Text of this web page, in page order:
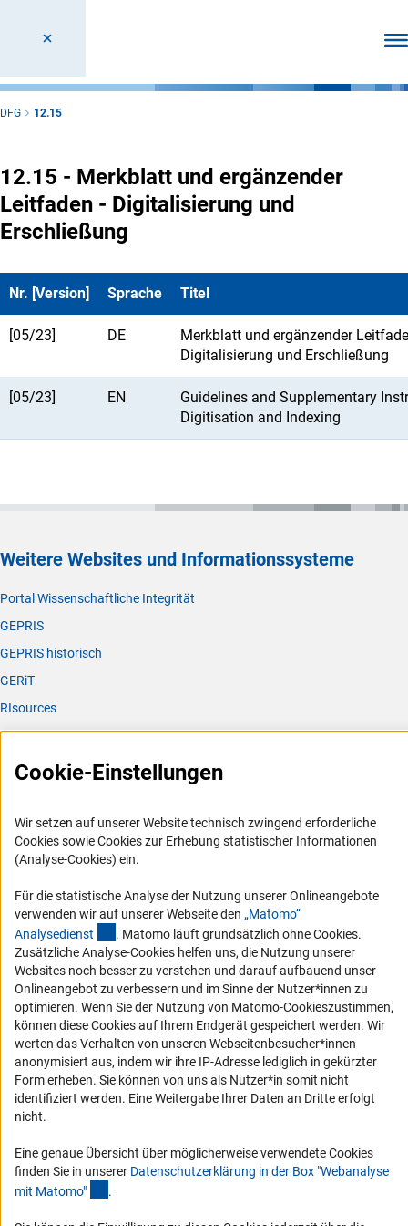
DFG 12.15
12.15 - Merkblatt und ergänzender
Leitfaden - Digitalisierung und
Erschließung
Nr. [Version] Sprache Titel
[05/23] DE
Merkblatt und ergänzender
Digitalisierung und Erschließung
[05/23] EN
Guidelines and Supplementary
Digitisation and Indexing
Weitere Websites und Informationssysteme
Portal Wissenschaftliche Integrität
GEPRIS
GEPRIS historisch
GERiT
RIsources
Service
Presse
Karriere
Logo und Corporate Design
Compliance
Vergabeverfahren
Barrierefreiheit
Service und Informationen für Menschen mit Behinderungen
Erklärung zur Barrierefreiheit
Barriere melden
DFG-aktuell
schauen Sie sich die Ausgaben online an.
Cookie-Einstellungen
Wir setzen auf unserer Website technisch zwingend erforderliche
Cookies sowie Cookies zur Erhebung statistischer Informationen
(Analyse-Cookies) ein.
Für die statistische Analyse der Nutzung unserer Onlineangebote
verwenden wir auf unserer Webseite den „Matomo“
Analysedienst (externer Link)
. Matomo läuft grundsätzlich ohne Cookies.
Zusätzliche Analyse-Cookies helfen uns, die Nutzung unserer
Websites noch besser zu verstehen und darauf aufbauend unser
Onlineangebot zu verbessern und im Sinne der Nutzer*innen zu
optimieren. Wenn Sie der Nutzung von Matomo-Cookieszustimmen,
können diese Cookies auf Ihrem Endgerät gespeichert werden. Wir
werten das Verhalten von unseren Webseitenbesucher*innen
anonymisiert aus, indem wir ihre IP-Adresse lediglich in gekürzter
Form erheben. Sie können von uns als Nutzer*in somit nicht
identifiziert werden. Eine Weitergabe Ihrer Daten an Dritte erfolgt
nicht.
Eine genaue Übersicht über möglicherweise verwendete Cookies
finden Sie in unserer Datenschutzerklärung in der Box "Webanalyse
mit Matomo" .